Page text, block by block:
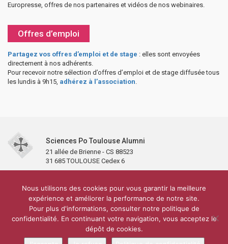
Europresse, offres de nos partenaires et vidéos de nos webinaires.
Offres d’emploi
Partagez vos offres d’emploi et de stage : elles sont envoyées
directement à nos adhérents.
Pour recevoir notre sélection d’offres d’emploi et de stage diffusée tous
les lundis à 9h15, adhérez à l’association.
Sciences Po Toulouse Alumni
21 allée de Brienne - CS 88523
31 685 TOULOUSE Cedex 6
Partenaires et soutiens
Lettre d’information
Réseaux sociaux
Sciences Po Toulouse
Carré Alumni de la bibliothèque de Sciences Po Toulouse
10 000 diplômés
Réseau ScPo
Mentions légales Politique de confidentialité
Plan du site
Nous utilisons des cookies pour vous garantir la meilleure
expérience et améliorer la performance de notre site.
Pour plus d'informations, consulter notre politique de
confidentialité. En continuant votre navigation, vous acceptez le
dépôt de cookies.